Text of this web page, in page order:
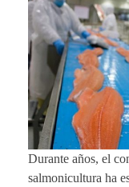
Durante años, el
salmonicultura ha